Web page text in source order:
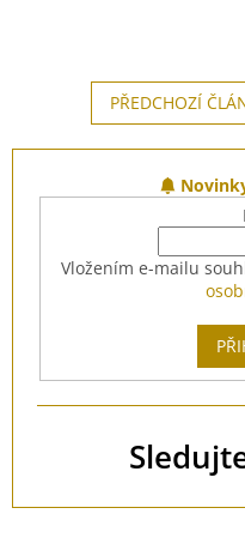
PŘEDCHOZÍ
Vložením e-mailu